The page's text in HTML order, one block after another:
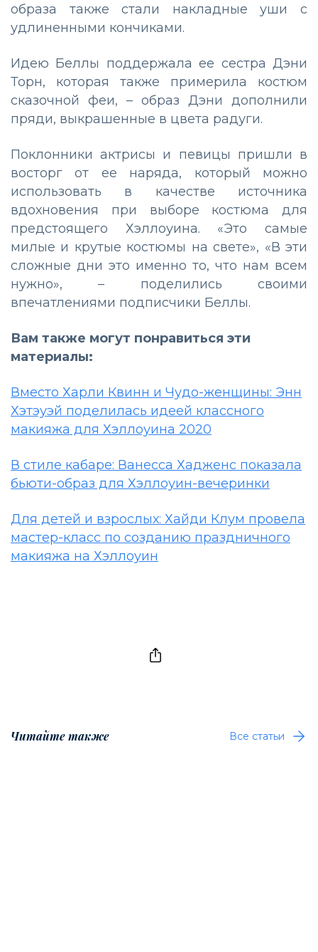
образа также стали накладные уши с
удлиненными кончиками.
Идею Беллы поддержала ее сестра Дэни
Торн, которая также примерила костюм
сказочной феи, – образ Дэни дополнили
пряди, выкрашенные в цвета радуги.
Поклонники актрисы и певицы пришли в
восторг от ее наряда, который можно
использовать в качестве источника
вдохновения при выборе костюма для
предстоящего Хэллоуина. «Это самые
милые и крутые костюмы на свете», «В эти
сложные дни это именно то, что нам всем
нужно», – поделились своими
впечатлениями подписчики Беллы.
Вам также могут понравиться эти
материалы:
Вместо Харли Квинн и Чудо-женщины: Энн
Хэтэуэй поделилась идеей классного
макияжа для Хэллоуина 2020
В стиле кабаре: Ванесса Хадженс показала
бьюти-образ для Хэллоуин-вечеринки
Для детей и взрослых: Хайди Клум провела
мастер-класс по созданию праздничного
макияжа на Хэллоуин
Читайте также Все статьи